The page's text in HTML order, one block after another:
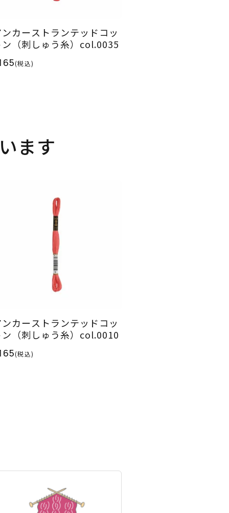
ンカーストランテッドコッ
ン（刺しゅう糸）col.0035
(税込)
ます
ンカーストランテッドコッ
ン（刺しゅう糸）col.0010
(税込)